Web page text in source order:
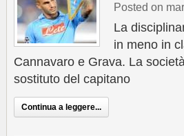
Posted on
La
in meno in
Cannavaro e Grava. La
sostituto del capitano
Continua a leggere...